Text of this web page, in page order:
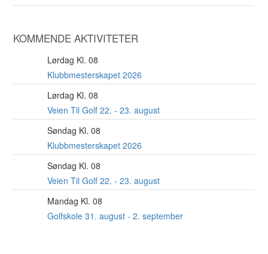
KOMMENDE AKTIVITETER
Lørdag Kl. 08
Klubbmesterskapet 2026
Lørdag Kl. 08
Veien Til Golf 22. - 23. august
Søndag Kl. 08
Klubbmesterskapet 2026
Søndag Kl. 08
Veien Til Golf 22. - 23. august
Mandag Kl. 08
Golfskole 31. august - 2. september